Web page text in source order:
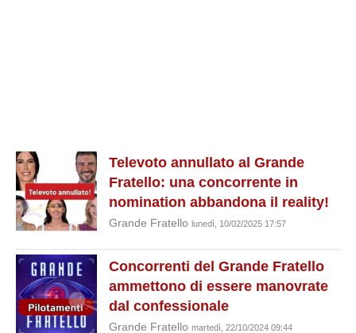
Televoto annullato al Grande
Fratello: una concorrente in
nomination abbandona il reality!
Grande Fratello lunedì, 10/02/2025 17:57
Concorrenti del Grande Fratello
ammettono di essere manovrate
dal confessionale
Grande Fratello martedì, 22/10/2024 09:44